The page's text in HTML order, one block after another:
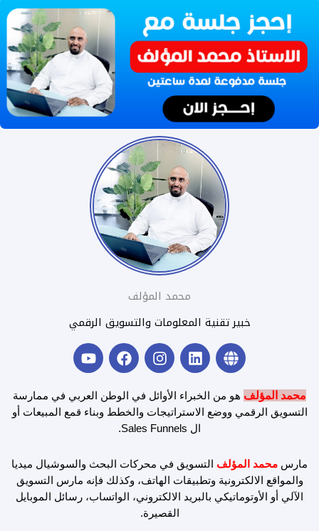
محمد المؤلف
خبير تقنية المعلومات والتسويق الرقمي
G
l
b
e
L
i
k
e
d
i
I
n
t
a
g
m
F
a
e
b
o
Y
o
t
u
محمد المؤلف هو من الخبراء الأوائل في الوطن العربي في ممارسة
التسويق الرقمي ووضع الاستراتيجات والخطط وبناء قمع المبيعات أو
ال Sales Funnels.
مارس محمد المؤلف التسويق في محركات البحث والسوشيال ميديا
والمواقع الالكترونية وتطبيقات الهاتف، وكذلك فإنه مارس التسويق
الآلي أو الأوتوماتيكي بالبريد الالكتروني، الواتساب، رسائل الموبايل
القصيرة.